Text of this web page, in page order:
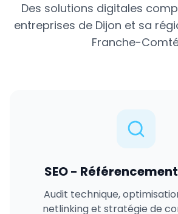
Des solutions digitales
entreprises de Dijon et sa
Franche-
SEO -
Audit technique,
netlinking et stratégie de